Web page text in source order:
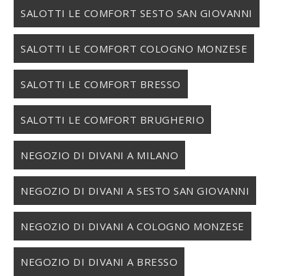
SALOTTI LE COMFORT SESTO SAN GIOVANNI
SALOTTI LE COMFORT COLOGNO MONZESE
SALOTTI LE COMFORT BRESSO
SALOTTI LE COMFORT BRUGHERIO
NEGOZIO DI DIVANI A MILANO
NEGOZIO DI DIVANI A SESTO SAN GIOVANNI
NEGOZIO DI DIVANI A COLOGNO MONZESE
NEGOZIO DI DIVANI A BRESSO